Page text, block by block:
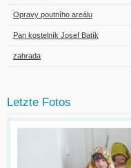
Opravy poutního areálu
Pan kostelník Josef Batík
zahrada
Letzte Fotos